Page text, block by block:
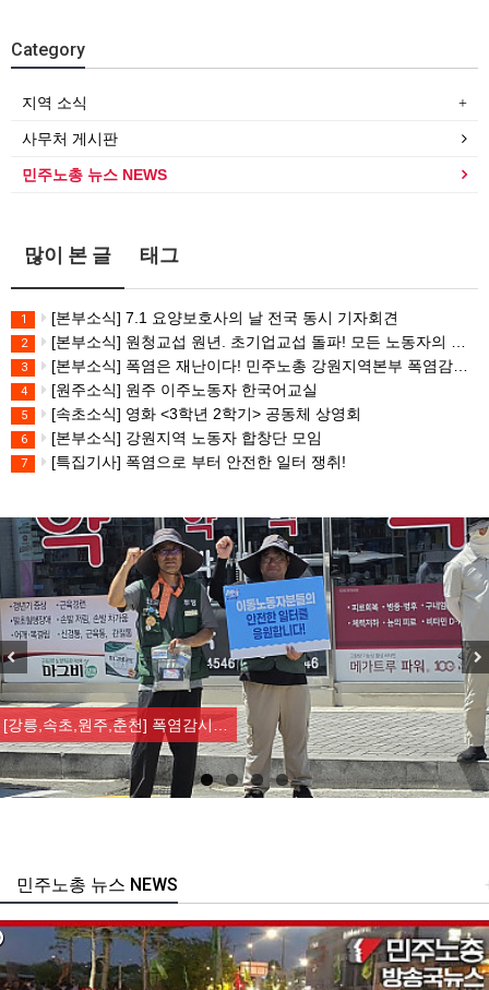
Category
지역 소식
사무처 게시판
민주노총 뉴스 NEWS
많이 본 글 태그
1 [본부소식] 7.1 요양보호사의 날 전국 동시 기자회견
2 [본부소식] 원청교섭 원년. 초기업교섭 돌파! 모든 노동자의 노동기본권 쟁취! 민주노총 7.15 총파업대회
3 [본부소식] 폭염은 재난이다! 민주노총 강원지역본부 폭염감시단 선포 기자회견
4 [원주소식] 원주 이주노동자 한국어교실
5 [속초소식] 영화 <3학년 2학기> 공동체 상영회
6 [본부소식] 강원지역 노동자 합창단 모임
7 [특집기사] 폭염으로 부터 안전한 일터 쟁취!
[강릉,속초,원주,춘천] 폭염감시…
주노총 뉴스 NEWS